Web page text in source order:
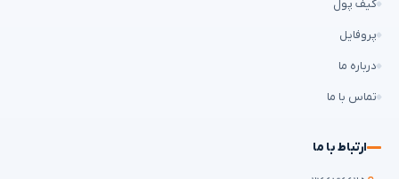
کیف پول
پروفایل
درباره ما
تماس با ما
ارتباط با ما